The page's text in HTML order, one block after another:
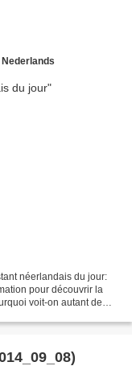
néerlandais du jour:
pour découvrir la
voit-on autant de